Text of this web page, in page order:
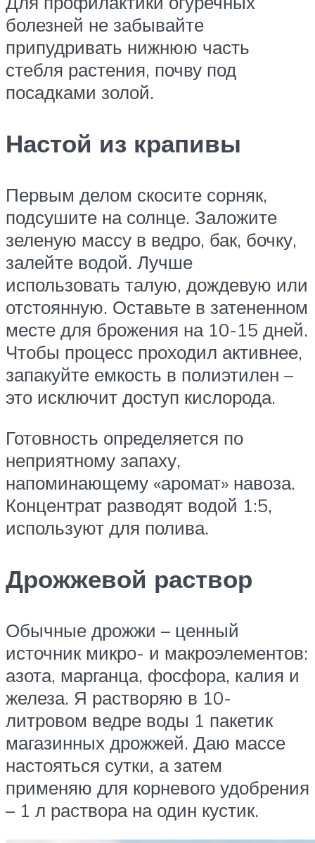
болезней не забывайте
припудривать нижнюю часть
стебля растения, почву под
посадками золой.
Настой из крапивы
Первым делом скосите сорняк,
подсушите на солнце. Заложите
зеленую массу в ведро, бак, бочку,
залейте водой. Лучше
использовать талую, дождевую или
отстоянную. Оставьте в затененном
месте для брожения на 10-15 дней.
Чтобы процесс проходил активнее,
запакуйте емкость в полиэтилен –
это исключит доступ кислорода.
Готовность определяется по
неприятному запаху,
напоминающему «аромат» навоза.
Концентрат разводят водой 1:5,
используют для полива.
Дрожжевой раствор
Обычные дрожжи – ценный
источник микро- и макроэлементов:
азота, марганца, фосфора, калия и
железа. Я растворяю в 10-
литровом ведре воды 1 пакетик
магазинных дрожжей. Даю массе
настояться сутки, а затем
применяю для корневого удобрения
– 1 л раствора на один кустик.